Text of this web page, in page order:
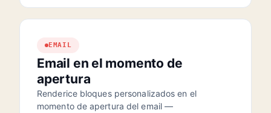
EMAIL
Email en el momento de
apertura
Renderice bloques personalizados en el
momento de apertura del email —